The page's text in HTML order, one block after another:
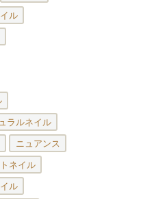
ル
ラルネイル
ニュアンス
ネイル
ル